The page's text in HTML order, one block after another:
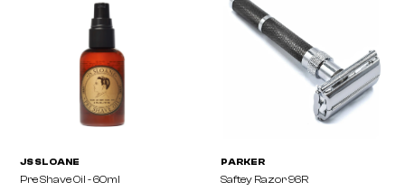
TRUMAN JS SLOANE
- 118ml